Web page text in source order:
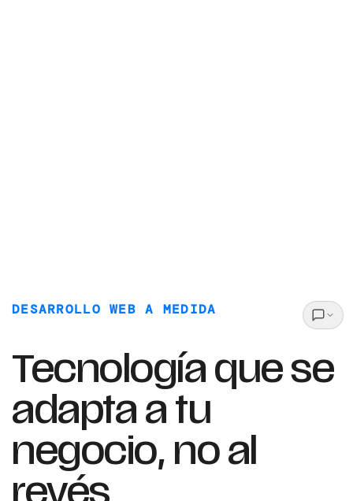
DESARROLLO WEB A MEDIDA
Tecnología que se
adapta a tu
negocio, no al